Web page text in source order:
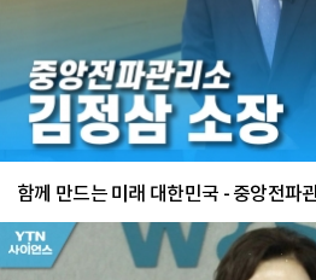
함께 만드는 미래 대한민국 - 중앙전파